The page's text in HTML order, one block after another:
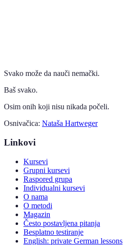
Svako može da nauči nemački.
Baš svako.
Osim onih koji nisu nikada počeli.
Osnivačica: Nataša Hartweger
Linkovi
Kursevi
Grupni kursevi
Raspored grupa
Individualni kursevi
O nama
O metodi
Magazin
Često postavljena pitanja
Besplatno testiranje
English: private German lessons